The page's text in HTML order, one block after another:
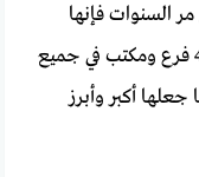
السنوات فإنها
أصبحت تمتلك ما يزيد عن 480 فرع ومكتب في جميع
جعلها أكبر وأبرز